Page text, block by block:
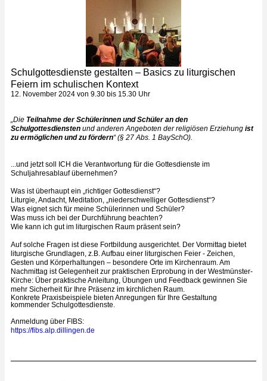
Schulgottesdienste gestalten – Basics zu liturgischen
Feiern im schulischen Kontext
12. November 2024 von 9.30 bis 15.30 Uhr
„Die Teilnahme der Schülerinnen und Schüleran den
Schulgottesdiensten und anderen Angeboten der religiösen Erziehung ist
zu ermöglichen und zu fördern“(§ 27 Abs. 1 BaySchO).
...und jetzt soll ICH die Verantwortung für die Gottesdienste im
Schuljahresablauf übernehmen?
Was ist überhaupt ein „richtiger Gottesdienst“?
Liturgie, Andacht, Meditation, „niederschwelliger Gottesdienst“?
Was eignet sich für meine Schülerinnen und Schüler?
Was muss ich bei der Durchführung beachten?
Wie kann ich gut im liturgischen Raum präsent sein?
Auf solche Fragen ist diese Fortbildung ausgerichtet. Der Vormittag bietet
liturgische Grundlagen, z.B. Aufbau einer liturgischen Feier - Zeichen,
Gesten und Körperhaltungen – besondere Orte im Kirchenraum. Am
Nachmittag ist Gelegenheit zur praktischen Erprobung in der Westmünster-
Kirche: Über praktische Anleitung, Übungen und Feedback gewinnen Sie
mehr Sicherheit für Ihre Präsenz im kirchlichen Raum.
Konkrete Praxisbeispiele bieten Anregungen für Ihre Gestaltung
kommender Schulgottesdienste.
Anmeldung über FIBS:
https://fibs.alp.dillingen.de